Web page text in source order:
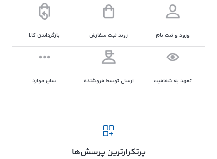
ورود و ثبت نام روند ثبت سفارش بازگرداندن کالا
تعهد به شفافیت ارسال توسط فروشنده سایر موارد
پرتکرارترین پرسش‌ها